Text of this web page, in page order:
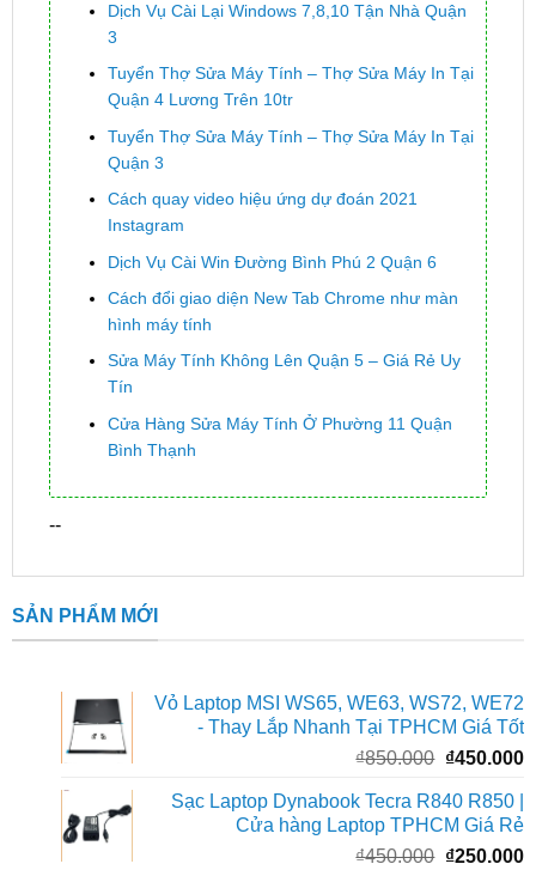
Dịch Vụ Cài Lại Windows 7,8,10 Tận Nhà Quận
3
Tuyển Thợ Sửa Máy Tính – Thợ Sửa Máy In Tại
Quận 4 Lương Trên 10tr
Tuyển Thợ Sửa Máy Tính – Thợ Sửa Máy In Tại
Quận 3
Cách quay video hiệu ứng dự đoán 2021
Instagram
Dịch Vụ Cài Win Đường Bình Phú 2 Quận 6
Cách đổi giao diện New Tab Chrome như màn
hình máy tính
Sửa Máy Tính Không Lên Quận 5 – Giá Rẻ Uy
Tín
Cửa Hàng Sửa Máy Tính Ở Phường 11 Quận
Bình Thạnh
--
SẢN PHẨM MỚI
Vỏ Laptop MSI WS65, WE63, WS72, WE72
- Thay Lắp Nhanh Tại TPHCM Giá Tốt
₫850.000 Giá
là:
₫850.000.
₫450.000
Sạc Laptop Dynabook Tecra R840 R850 |
Cửa hàng Laptop TPHCM Giá Rẻ
₫450.000 Giá
₫250.000